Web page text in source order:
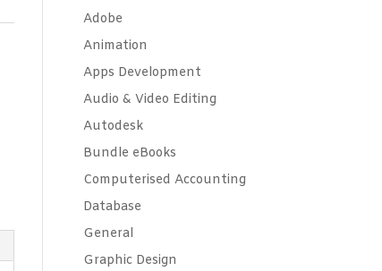
Adobe
Animation
Apps Development
Audio & Video Editing
Autodesk
Bundle eBooks
Computerised Accounting
Database
General
Graphic Design